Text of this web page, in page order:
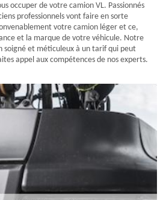
occuper de votre camion VL. Passionnés
professionnels vont faire en sorte
votre camion léger et ce,
et la marque de votre véhicule. Notre
soigné et méticuleux à un tarif qui peut
appel aux compétences de nos experts.